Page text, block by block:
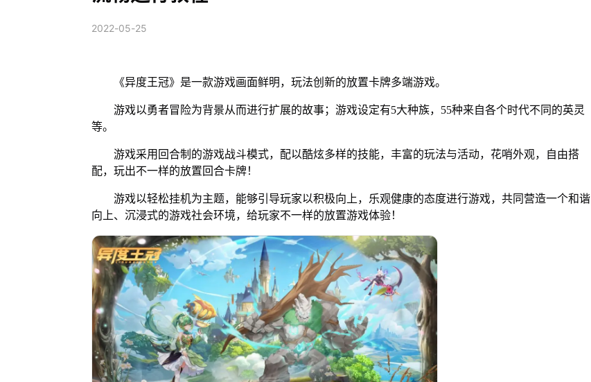
2022-05-25
《异度王冠》是一款游戏画面鲜明，玩法创新的放置卡牌多端游戏。
游戏以勇者冒险为背景从而进行扩展的故事；游戏设定有5大种族，55种来自各个时代不同的英灵
等。
游戏采用回合制的游戏战斗模式，配以酷炫多样的技能，丰富的玩法与活动，花哨外观，自由搭
配，玩出不一样的放置回合卡牌！
游戏以轻松挂机为主题，能够引导玩家以积极向上，乐观健康的态度进行游戏，共同营造一个和谐
向上、沉浸式的游戏社会环境，给玩家不一样的放置游戏体验！